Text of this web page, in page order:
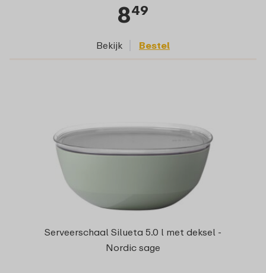
849
Bekijk Bestel
Serveerschaal Silueta 5.0 l met deksel -
Nordic sage